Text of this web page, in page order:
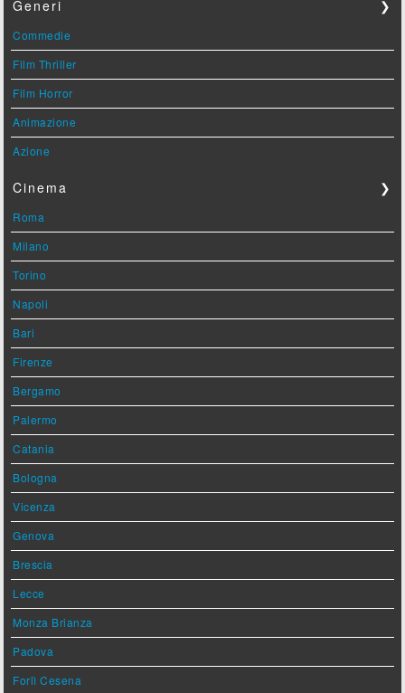
Generi ❯
Commedie
Film Thriller
Film Horror
Animazione
Azione
Cinema ❯
Roma
Milano
Torino
Napoli
Bari
Firenze
Bergamo
Palermo
Catania
Bologna
Vicenza
Genova
Brescia
Lecce
Monza Brianza
Padova
Forlì Cesena